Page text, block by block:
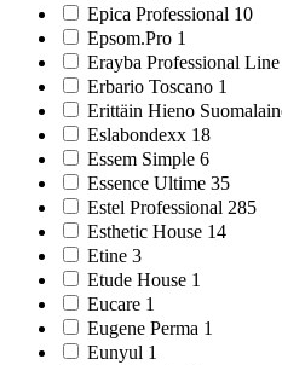
Epica Professional 10
Epsom.Pro 1
Erayba Professional
Erbario Toscano 1
Erittäin Hieno
Eslabondexx 18
Essem Simple 6
Essence Ultime 35
Estel Professional 285
Esthetic House 14
Etine 3
Etude House 1
Eucare 1
Eugene Perma 1
Eunyul 1